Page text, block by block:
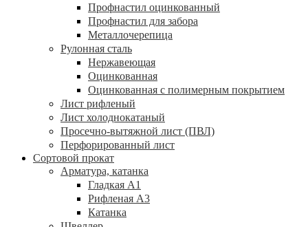
Профнастил оцинкованный
Профнастил для забора
Металлочерепица
Рулонная сталь
Нержавеющая
Оцинкованная
Оцинкованная с полимерным покрытием
Лист рифленый
Лист холоднокатаный
Просечно-вытяжной лист (ПВЛ)
Перфорированный лист
Сортовой прокат
Арматура, катанка
Гладкая А1
Рифленая А3
Катанка